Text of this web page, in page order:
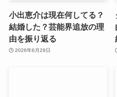
小出恵介は現在何してる？
結婚した？芸能界追放の理
由を振り返る
2026年6月29日